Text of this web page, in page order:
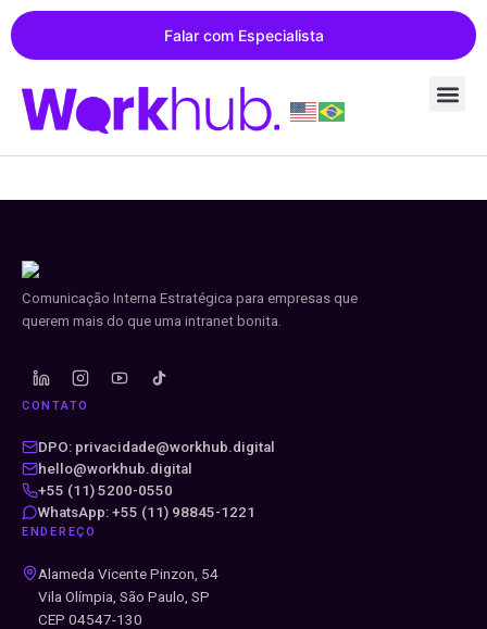
Falar com Especialista
Comunicação Interna Estratégica para empresas que
querem mais do que uma intranet bonita.
CONTATO
DPO: privacidade@workhub.digital
hello@workhub.digital
+55 (11) 5200-0550
WhatsApp: +55 (11) 98845-1221
ENDEREÇO
Alameda Vicente Pinzon, 54
Vila Olímpia, São Paulo, SP
CEP 04547-130